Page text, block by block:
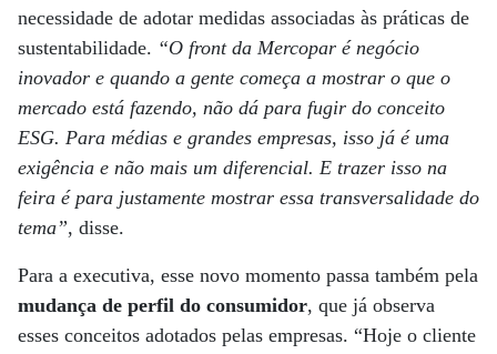
necessidade de adotar medidas associadas às práticas de
sustentabilidade. “O front da Mercopar é negócio
inovador e quando a gente começa a mostrar o que o
mercado está fazendo, não dá para fugir do conceito
ESG. Para médias e grandes empresas, isso já é uma
exigência e não mais um diferencial. E trazer isso na
feira é para justamente mostrar essa transversalidade do
tema”, disse.
Para a executiva, esse novo momento passa também pela
mudança de perfil do consumidor, que já observa
esses conceitos adotados pelas empresas. “Hoje o cliente